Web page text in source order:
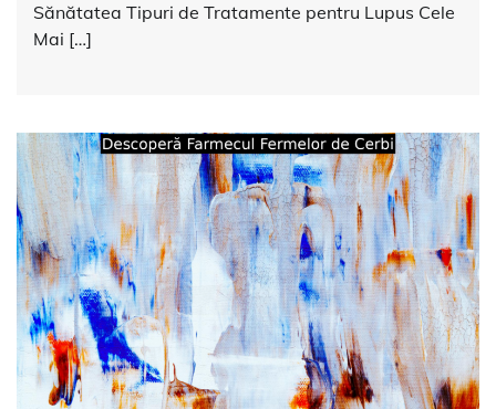
Sănătatea Tipuri de Tratamente pentru Lupus Cele
Mai […]